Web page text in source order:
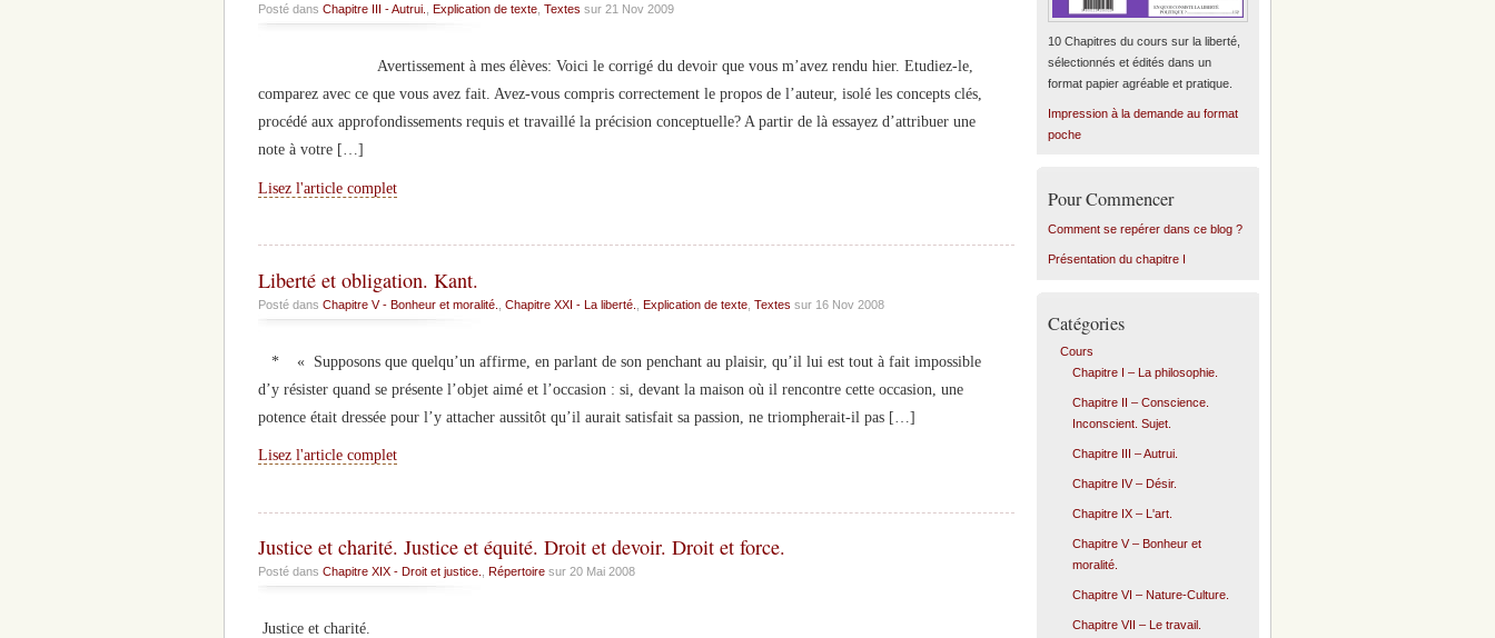
Posté dans Chapitre III - Autrui. Explication de texte Textes sur 21 Nov 2009
Avertissement à mes élèves: Voici le corrigé du devoir que vous m’avez rendu hier. Etudiez-le,
comparez avec ce que vous avez fait. Avez-vous compris correctement le propos de l’auteur, isolé les concepts clés,
procédé aux approfondissements requis et travaillé la précision conceptuelle? A partir de là essayez d’attribuer une
note à votre […]
Lisez l'article complet
Liberté et obligation. Kant.
Posté dans Chapitre V - Bonheur et moralité. Chapitre XXI - La liberté. Explication de texte Textes sur 16 Nov 2008
* « Supposons que quelqu’un affirme, en parlant de son penchant au plaisir, qu’il lui est tout à fait impossible
d’y résister quand se présente l’objet aimé et l’occasion : si, devant la maison où il rencontre cette occasion, une
potence était dressée pour l’y attacher aussitôt qu’il aurait satisfait sa passion, ne triompherait-il pas […]
Lisez l'article complet
Justice et charité. Justice et équité. Droit et devoir. Droit et force.
Posté dans Chapitre XIX - Droit et justice. Répertoire sur 20 Mai 2008
Justice et charité.
10 Chapitres du cours sur la liberté,
sélectionnés et édités dans un
format papier agréable et pratique.
Impression à la demande au format
poche
Pour Commencer
Comment se repérer dans ce blog ?
Présentation du chapitre I
Catégories
Cours
Chapitre I – La philosophie.
Chapitre II – Conscience.
Inconscient. Sujet.
Chapitre III – Autrui.
Chapitre IV – Désir.
Chapitre IX – L'art.
Chapitre V – Bonheur et
moralité.
Chapitre VI – Nature-Culture.
Chapitre VII – Le travail.